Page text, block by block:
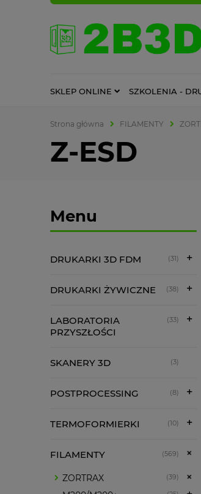
SKLEP ONLINE SZKOLENIA -
Strona główna FILAMENTY
Z-ESD
Menu
DRUKARKI 3D FDM (31)
DRUKARKI ŻYWICZNE (38)
LABORATORIA
PRZYSZŁOŚCI
(33)
SKANERY 3D (3)
POSTPROCESSING (8)
TERMOFORMIERKI (10)
FILAMENTY (569)
ZORTRAX (39)